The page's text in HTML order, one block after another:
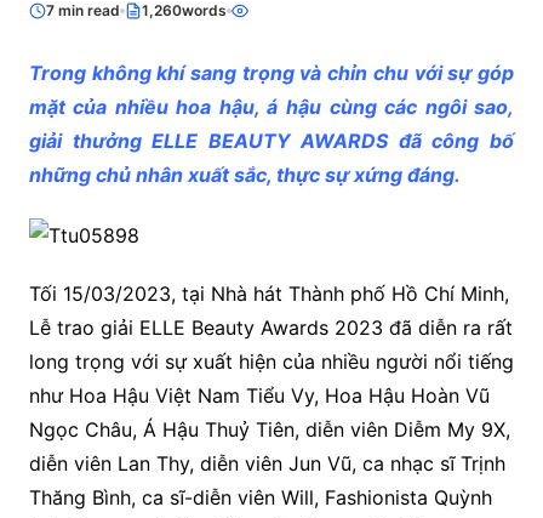
7 min read 1,260words
Trong không khí sang trọng và chỉn chu với sự góp
mặt của nhiều hoa hậu, á hậu cùng các ngôi sao,
giải thưởng ELLE BEAUTY AWARDS đã công bố
những chủ nhân xuất sắc, thực sự xứng đáng.
Tối 15/03/2023, tại Nhà hát Thành phố Hồ Chí Minh,
Lễ trao giải ELLE Beauty Awards 2023 đã diễn ra rất
long trọng với sự xuất hiện của nhiều người nổi tiếng
như Hoa Hậu Việt Nam Tiểu Vy, Hoa Hậu Hoàn Vũ
Ngọc Châu, Á Hậu Thuỷ Tiên, diễn viên Diễm My 9X,
diễn viên Lan Thy, diễn viên Jun Vũ, ca nhạc sĩ Trịnh
Thăng Bình, ca sĩ-diễn viên Will, Fashionista Quỳnh